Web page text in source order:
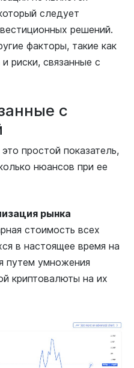
следует
решений.
факторы, такие как
риски, связанные с
с
простой показатель,
нюансов при ее
рынка
стоимость всех
в настоящее время на
путем умножения
криптовалюты на их